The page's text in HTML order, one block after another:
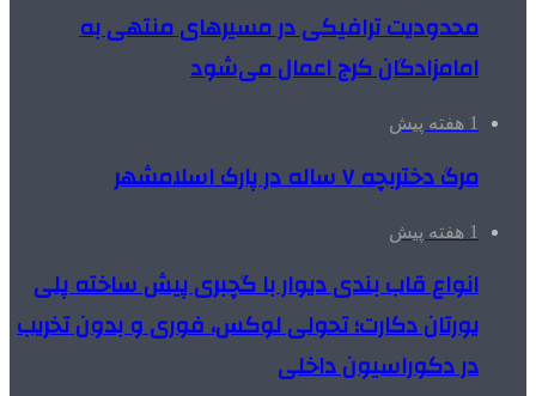
محدودیت ترافیکی در مسیرهای منتهی به
امامزادگان کرج اعمال می‌شود
1 هفته پیش
مرگ دختربچه ۷ ساله در پارک اسلامشهر
1 هفته پیش
انواع قاب بندی دیوار با گچبری پیش ساخته پلی
یورتان دکارت؛ تحولی لوکس، فوری و بدون تخریب
در دکوراسیون داخلی